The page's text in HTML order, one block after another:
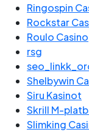
Ringospin
Rockstar
Roulo Casino
rsg
Shelbywin
Siru Kasinot
Skrill M-
Slimking